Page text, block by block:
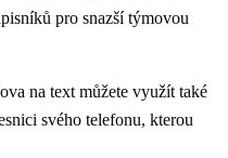
pro snazší týmovou
na text můžete využít také
svého telefonu, kterou